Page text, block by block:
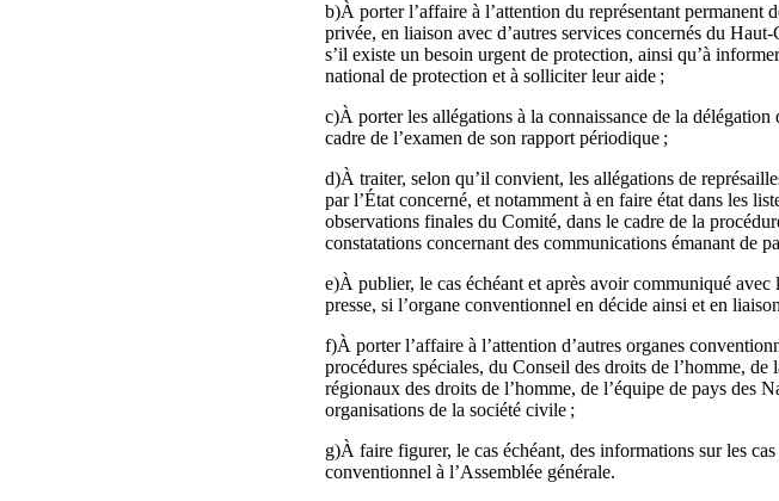
b)À porter l’affaire à l’attention du représentant permanent
privée, en liaison avec d’autres services concernés du
s’il existe un besoin urgent de protection, ainsi qu’à
national de protection et à solliciter leur aide ;
c)À porter les allégations à la connaissance de la
cadre de l’examen de son rapport périodique ;
d)À traiter, selon qu’il convient, les allégations de
par l’État concerné, et notamment à en faire état dans les
observations finales du Comité, dans le cadre de la
constatations concernant des communications émanant de
e)À publier, le cas échéant et après avoir communiqué
presse, si l’organe conventionnel en décide ainsi et en
f)À porter l’affaire à l’attention d’autres organes
procédures spéciales, du Conseil des droits de l’homme,
régionaux des droits de l’homme, de l’équipe de pays des
organisations de la société civile ;
g)À faire figurer, le cas échéant, des informations sur les
conventionnel à l’Assemblée générale.